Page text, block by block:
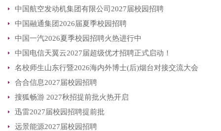
批）
中国航空发动机集团有限公司2027届校园招聘
中国融通集团2026届夏季校园招聘
中国一汽2026夏季校园招聘火热进行中
中国电信天翼云2027届超级优才招聘正式启动！
名校师生山东行暨2026海内外博士(后)烟台对接交流大会
合合信息2027届校园招聘
搜狐畅游 2027秋招提前批火热开启
迅雷2027届校园招聘提前批
远景能源2027届校园招聘